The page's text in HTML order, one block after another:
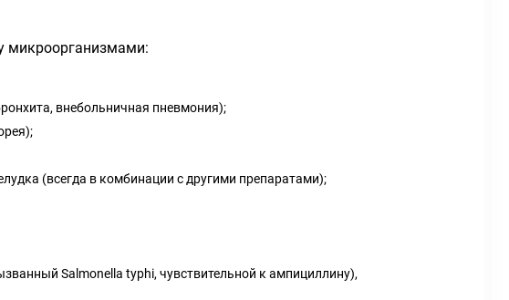
микроорганизмами:
внебольничная пневмония);
(всегда в комбинации с другими препаратами);
Salmonella typhi, чувствительной к ампициллину),